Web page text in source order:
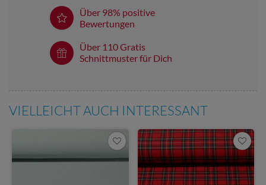
Über 98% positive
Bewertungen
Über 110 Gratis
Schnittmuster für Dich
VIELLEICHT AUCH INTERESSANT